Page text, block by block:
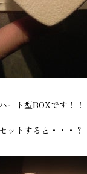
ート型BOXです！！
ットすると・・・？